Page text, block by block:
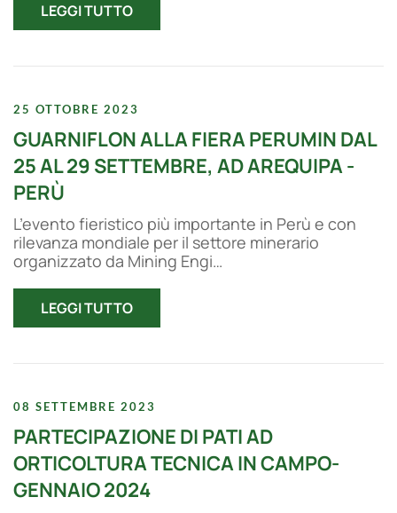
LEGGI TUTTO
25 OTTOBRE 2023
GUARNIFLON ALLA FIERA PERUMIN DAL
25 AL 29 SETTEMBRE, AD AREQUIPA -
PERÙ
L’evento fieristico più importante in Perù e con
rilevanza mondiale per il settore minerario
organizzato da Mining Engi…
LEGGI TUTTO
08 SETTEMBRE 2023
PARTECIPAZIONE DI PATI AD
ORTICOLTURA TECNICA IN CAMPO-
GENNAIO 2024